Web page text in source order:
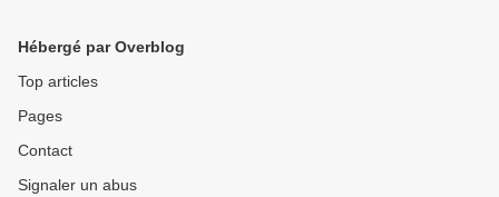
Hébergé par Overblog
Top articles
Pages
Contact
Signaler un abus